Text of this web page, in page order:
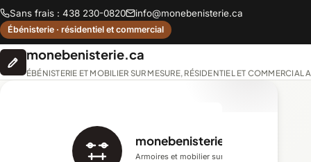
Sans frais : 438 230-0820 info@monebenisterie.ca
Ébénisterie · résidentiel et commercial
monebenisterie.ca
ÉBÉNISTERIE ET MOBILIER SUR MESURE, RÉSIDENTIEL ET COMMERCIAL
monebenisterie.ca
Armoires et mobilier sur mesure